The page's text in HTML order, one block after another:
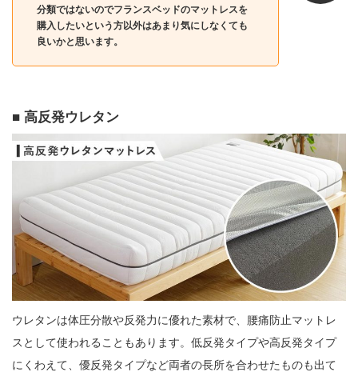
分類ではないのでフランスベッドのマットレスを
購入したいという方以外はあまり気にしなくても
良いかと思います。
高反発ウレタン
ウレタンは体圧分散や反発力に優れた素材で、腰痛防止マットレ
スとして使われることもあります。低反発タイプや高反発タイプ
にくわえて、優反発タイプなど両者の長所を合わせたものも出て